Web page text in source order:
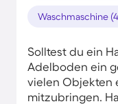
Waschmaschine
Solltest du ein
Adelboden ein
vielen Objekten
mitzubringen.